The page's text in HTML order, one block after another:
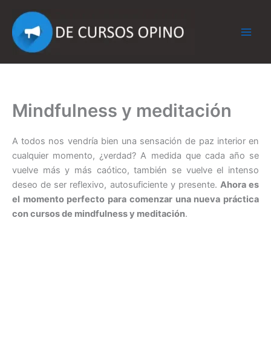
contenido
Mindfulness y meditación
A todos nos vendría bien una sensación de paz interior en
cualquier momento, ¿verdad? A medida que cada año se
vuelve más y más caótico, también se vuelve el intenso
deseo de ser reflexivo, autosuficiente y presente. Ahora es
el momento perfecto para comenzar una nueva práctica
con cursos de mindfulness y meditación.